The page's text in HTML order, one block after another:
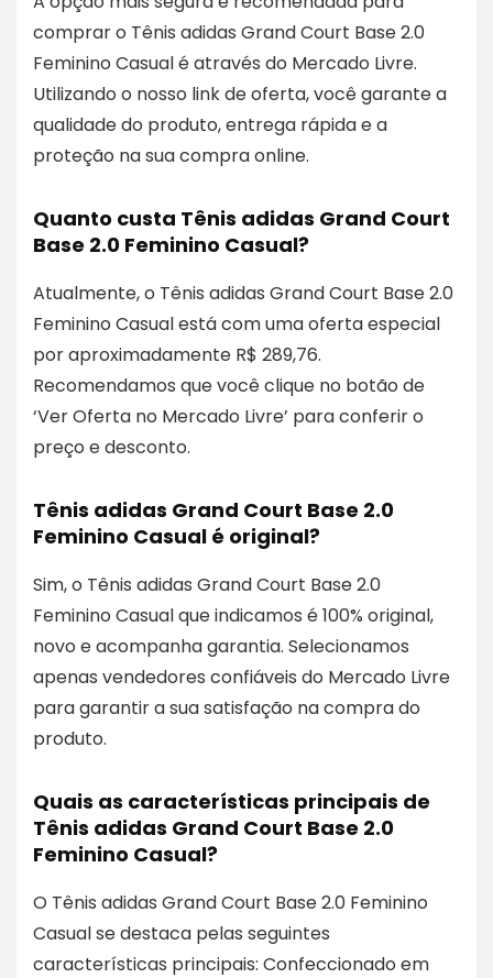
comprar o Tênis adidas Grand Court Base 2.0
Feminino Casual é através do Mercado Livre.
Utilizando o nosso link de oferta, você garante a
qualidade do produto, entrega rápida e a
proteção na sua compra online.
Quanto custa Tênis adidas Grand Court
Base 2.0 Feminino Casual?
Atualmente, o Tênis adidas Grand Court Base 2.0
Feminino Casual está com uma oferta especial
por aproximadamente R$ 289,76.
Recomendamos que você clique no botão de
‘Ver Oferta no Mercado Livre’ para conferir o
preço e desconto.
Tênis adidas Grand Court Base 2.0
Feminino Casual é original?
Sim, o Tênis adidas Grand Court Base 2.0
Feminino Casual que indicamos é 100% original,
novo e acompanha garantia. Selecionamos
apenas vendedores confiáveis do Mercado Livre
para garantir a sua satisfação na compra do
produto.
Quais as características principais de
Tênis adidas Grand Court Base 2.0
Feminino Casual?
O Tênis adidas Grand Court Base 2.0 Feminino
Casual se destaca pelas seguintes
características principais: Confeccionado em